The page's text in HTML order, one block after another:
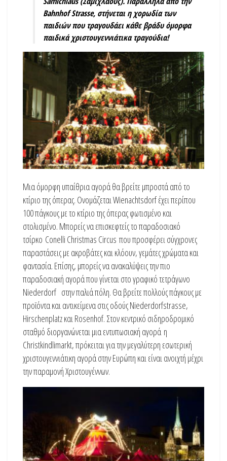
BahnhofStrasse, στήνεται η χορωδία των
παιδιών που τραγουδάει κάθε βράδυ όμορφα
παιδικά χριστουγεννιάτικα τραγούδια!
Μια όμορφη υπαίθρια αγορά θα βρείτε μπροστά από το
κτίριο της όπερας. Ονομάζεται Wienachtsdorf έχει περίπου
100 πάγκους με το κτίριο της όπερας φωτισμένο και
στολισμένο. Μπορείς να επισκεφτείς το παραδοσιακό
τσίρκο Conelli Christmas Circus που προσφέρει σύγχρονες
παραστάσεις με ακροβάτες και κλόουν, γεμάτες χρώματα και
φαντασία. Επίσης, μπορείς να ανακαλύψεις την πιο
παραδοσιακή αγορά που γίνεται στο γραφικό τετράγωνο
Niederdorf στην παλιά πόλη. Θα βρείτε πολλούς πάγκους με
προϊόντα και αντικείμενα στις οδούς Niederdorfstrasse,
Hirschenplatz και Rosenhof. Στον κεντρικό σιδηροδρομικό
σταθμό διοργανώνεται μια εντυπωσιακή αγορά η
Christkindlimarkt, πρόκειται για την μεγαλύτερη εσωτερική
χριστουγεννιάτικη αγορά στην Ευρώπη και είναι ανοιχτή μέχρι
την παραμονή Χριστουγέννων.